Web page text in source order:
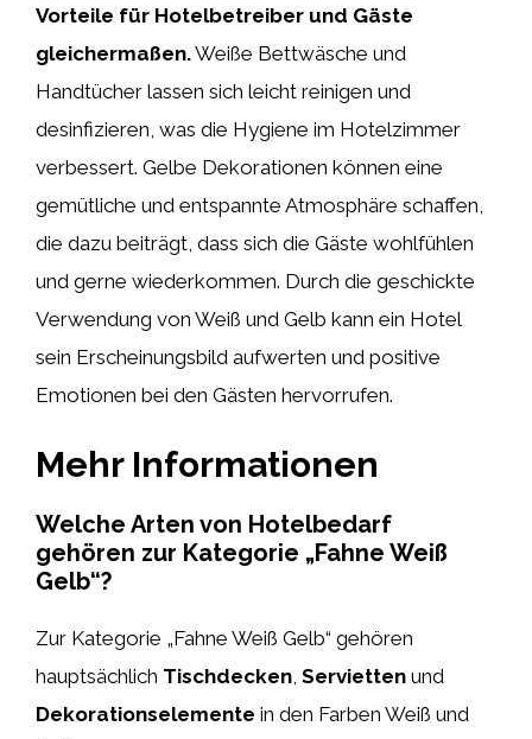
Vorteile für Hotelbetreiber und Gäste
gleichermaßen.Weiße Bettwäsche und
Handtücher lassen sich leicht reinigen und
desinfizieren, was die Hygiene im Hotelzimmer
verbessert. Gelbe Dekorationen können eine
gemütliche und entspannte Atmosphäre schaffen,
die dazu beiträgt, dass sich die Gäste wohlfühlen
und gerne wiederkommen. Durch die geschickte
Verwendung von Weiß und Gelb kann ein Hotel
sein Erscheinungsbild aufwerten und positive
Emotionen bei den Gästen hervorrufen.
Mehr Informationen
Welche Arten von Hotelbedarf
gehören zur Kategorie „Fahne Weiß
Gelb“?
Zur Kategorie „Fahne Weiß Gelb“ gehören
hauptsächlich Tischdecken, Servietten und
Dekorationselemente in den Farben Weiß und